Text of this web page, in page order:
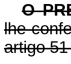
O
lhe
artigo